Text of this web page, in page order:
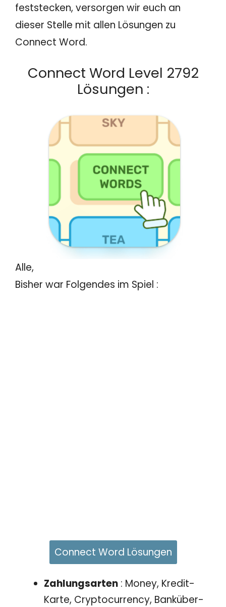
feststecken, versorgen wir euch an
dieser Stelle mit allen Lösungen zu
Connect Word.
Connect Word Level 2792
Lösungen :
Alle,
Bisher war Folgendes im Spiel :
Connect Word Lösungen
Zahlungsarten : Money, Kredit-
Karte, Cryptocurrency, Banküber-